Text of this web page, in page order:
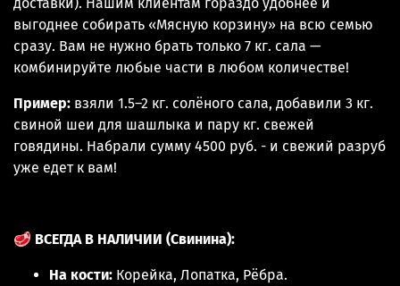
выгоднее собирать «Мясную корзину» на всю семью
сразу. Вам не нужно брать только 7 кг. сала —
комбинируйте любые части в любом количестве!
Пример: взяли 1.5–2 кг. солёного сала, добавили 3 кг.
свиной шеи для шашлыка и пару кг. свежей
говядины. Набрали сумму 4500 руб. - и свежий разруб
уже едет к вам!
🥩 ВСЕГДА В НАЛИЧИИ (Свинина):
На кости: Корейка, Лопатка, Рёбра.